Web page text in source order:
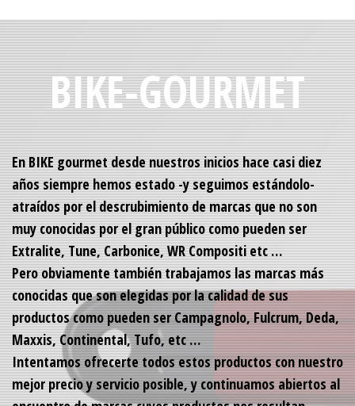
BIKE-GOURMET
En BIKE gourmet desde nuestros inicios hace casi diez
años siempre hemos estado -y seguimos estándolo-
atraídos por el descrubimiento de marcas que no son
muy conocidas por el gran público como pueden ser
Extralite, Tune, Carbonice, WR Compositi etc …
Pero obviamente también trabajamos las marcas más
conocidas que son elegidas por la calidad de sus
productos como pueden ser Campagnolo, Fulcrum, Deda,
Maxxis, Continental, Tufo, etc …
Intentamos ofrecerte todos estos productos con nuestro
mejor precio y servicio posible, y continuamos abiertos al